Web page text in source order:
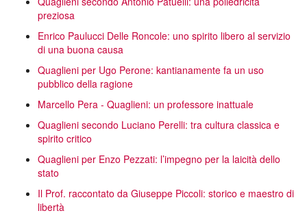
preziosa
Enrico Paulucci Delle Roncole: uno spirito libero al servizio
di una buona causa
Quaglieni per Ugo Perone: kantianamente fa un uso
pubblico della ragione
Marcello Pera - Quaglieni: un professore inattuale
Quaglieni secondo Luciano Perelli: tra cultura classica e
spirito critico
Quaglieni per Enzo Pezzati: l’impegno per la laicità dello
stato
Il Prof. raccontato da Giuseppe Piccoli: storico e maestro di
libertà